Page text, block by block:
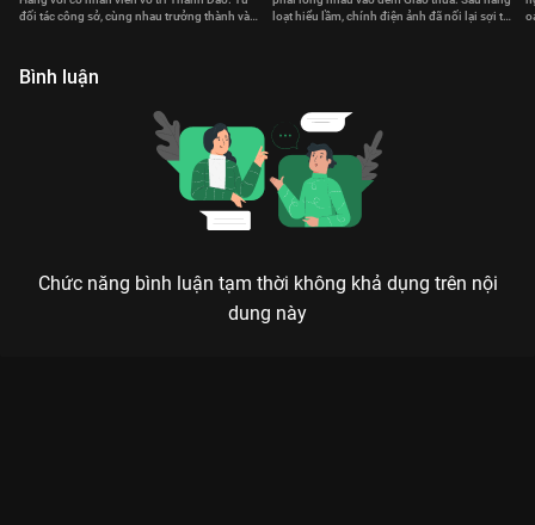
đối tác công sở, cùng nhau trưởng thành và
loạt hiểu lầm, chính điện ảnh đã nối lại sợi tơ
Bình luận
Chức năng bình luận tạm thời không khả dụng trên nội
dung này